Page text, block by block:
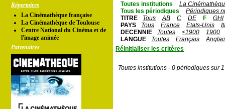
Répertoires
La Cinémathèque française
La Cinémathèque de Toulouse
Centre National du Cinéma et de
l'image animée
Partenaires
Toutes institutions
La
Tous les périodiques
Périodiques
TITRE
Tous AB C DE F
GHI
PAYS
Tous France Etats-Unis
DECENNIE
Toutes <1900
1900
LANGUE
Toutes Français
Réinitialiser les critères
Toutes institutions - 0 périodiques sur